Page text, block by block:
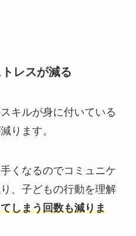
レスが減る
キルが身に付いている
ります。
くなるのでコミュニケ
、子どもの行動を理解
しまう回数も減りま